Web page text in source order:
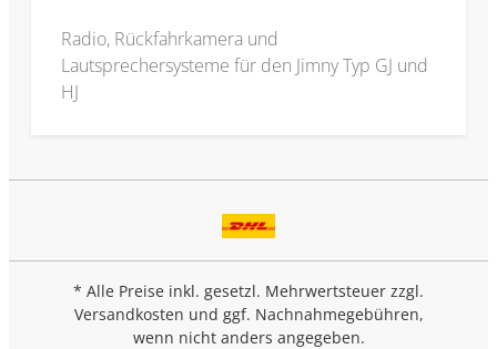
Radio, Rückfahrkamera und
Lautsprechersysteme für den Jimny Typ GJ und
HJ
* Alle Preise inkl. gesetzl. Mehrwertsteuer zzgl.
Versandkosten und ggf. Nachnahmegebühren,
wenn nicht anders angegeben.